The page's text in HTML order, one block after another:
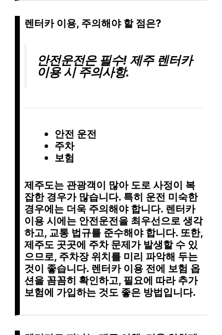
렌터카 이용, 주의해야 할 점은?
안전운전은 필수! 제주 렌터카
이용 시 주의사항.
안전 운전
주차
보험
제주도는 관광객이 많아 도로 사정이 복
잡한 경우가 많습니다. 특히 운전 미숙한
경우에는 더욱 주의해야 합니다. 렌터카
이용 시에는 안전운전을 최우선으로 생각
하고, 교통 법규를 준수해야 합니다. 또한,
제주도 곳곳에 주차 문제가 발생할 수 있
으므로, 주차장 위치를 미리 파악해 두는
것이 좋습니다. 렌터카 이용 전에 보험 옵
션을 꼼꼼히 확인하고, 필요에 따라 추가
보험에 가입하는 것도 좋은 방법입니다.